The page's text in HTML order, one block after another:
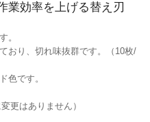
業効率を上げる替え刃
。
おり、切れ味抜群です。（10枚/
色です。
更はありません）